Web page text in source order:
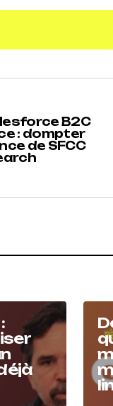
B2C
: dompter
de SFCC